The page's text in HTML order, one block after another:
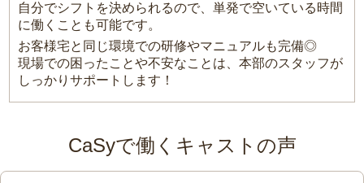
自分でシフトを決められるので、単発で空いている時間
に働くことも可能です。
お客様宅と同じ環境での研修やマニュアルも完備◎
現場での困ったことや不安なことは、本部のスタッフが
しっかりサポートします！
CaSyで働くキャストの声